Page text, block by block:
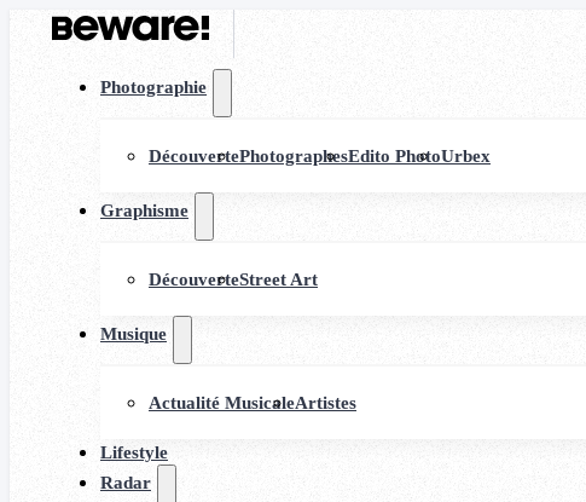
Photographie
DécouvertePhotographesEdito PhotoUrbex
Graphisme
DécouverteStreet Art
Musique
Actualité MusicaleArtistes
Lifestyle
Radar